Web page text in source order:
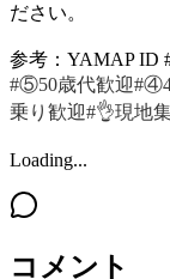
ださい。
参考：YAMAP ID
#⑤50歳代歓迎
乗り歓迎#👌現地
Loading...
コメント